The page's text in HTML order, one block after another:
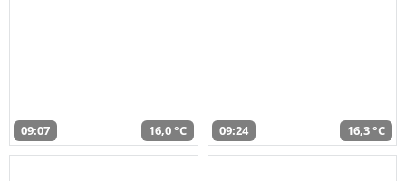
09:07 16,0 °C 09:24 16,3 °C